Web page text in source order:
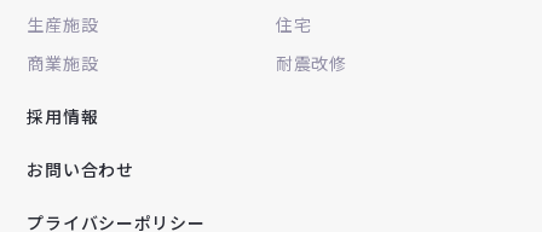
生産施設
住宅
商業施設
耐震改修
採用情報
お問い合わせ
プライバシーポリシー